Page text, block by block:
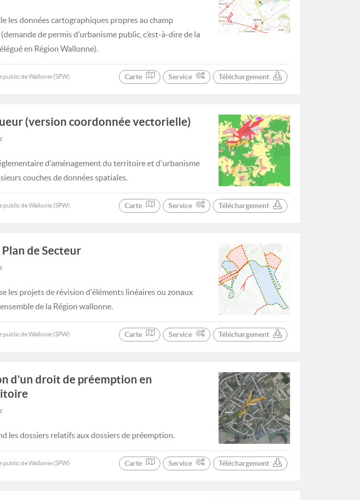
les données cartographiques propres au champ
de permis d’urbanisme public, c’est-à-dire de la
en Région Wallonne).
public de Wallonie (SPW) Carte Service Téléchargement
(version coordonnée vectorielle)
d'aménagement du territoire et d'urbanisme
couches de données spatiales.
public de Wallonie (SPW) Carte Service Téléchargement
de Secteur
les projets de révision d'éléments linéaires ou zonaux
de la Région wallonne.
public de Wallonie (SPW) Carte Service Téléchargement
d’un droit de préemption en
les dossiers relatifs aux dossiers de préemption.
public de Wallonie (SPW) Carte Service Téléchargement